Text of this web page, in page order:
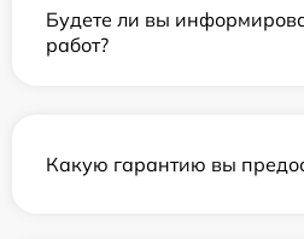
Будете ли вы
работ?
Какую гарантию вы